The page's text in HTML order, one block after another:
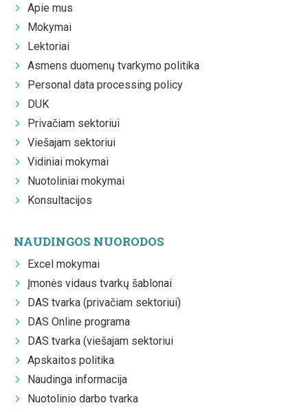
Apie mus
Mokymai
Lektoriai
Asmens duomenų tvarkymo politika
Personal data processing policy
DUK
Privačiam sektoriui
Viešajam sektoriui
Vidiniai mokymai
Nuotoliniai mokymai
Konsultacijos
NAUDINGOS NUORODOS
Excel mokymai
Įmonės vidaus tvarkų šablonai
DAS tvarka (privačiam sektoriui)
DAS Online programa
DAS tvarka (viešajam sektoriui
Apskaitos politika
Naudinga informacija
Nuotolinio darbo tvarka